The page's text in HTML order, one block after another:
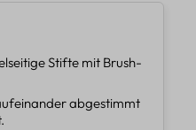
Stifte mit Brush-
abgestimmt